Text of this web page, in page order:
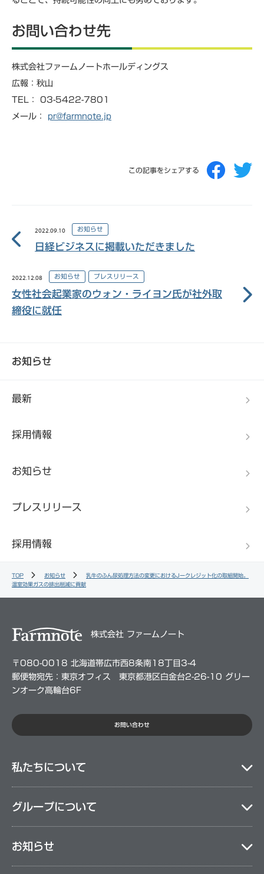
お問い合わせ先
株式会社ファームノートホールディングス
広報：秋山
TEL： 03-5422-7801
メール： pr@farmnote.jp
この記事をシェアする
2022.09.10 お知らせ
日経ビジネスに掲載いただきました
2022.12.08 お知らせ プレスリリース
女性社会起業家のウォン・ライヨン氏が社外取
締役に就任
お知らせ
最新
採用情報
お知らせ
プレスリリース
採用情報
TOP お知らせ
乳牛のふん尿処理方法の変更におけるJークレジット化の取組開始。
温室効果ガスの排出削減に貢献
株式会社 ファームノート
〒080-0018 北海道帯広市西8条南18丁目3-4
郵便物宛先：東京オフィス 東京都港区白金台2-26-10 グリー
ンオーク高輪台6F
お問い合わせ
私たちについて
グループについて
お知らせ